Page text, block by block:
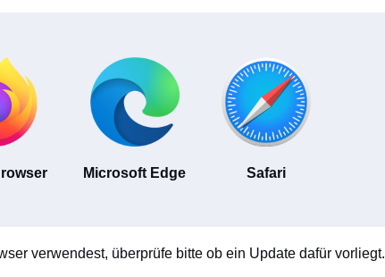
Microsoft Edge Safari
verwendest, überprüfe bitte ob ein Update dafür vorliegt.